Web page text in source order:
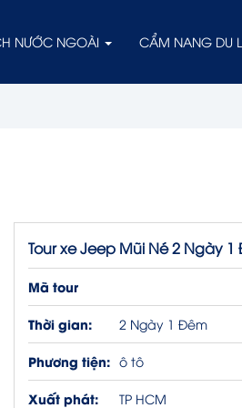
NƯỚC NGOÀI CẨM NANG DU
Tour xe Jeep Mũi Né 2 Ngày 1
Mã tour
Thời gian:
2 Ngày 1 Đêm
Phương tiện: ô tô
Xuất phát: TP HCM